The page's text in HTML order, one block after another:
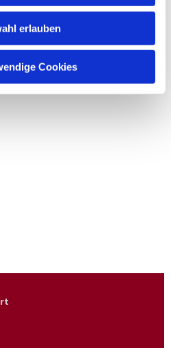
erlauben
Cookies